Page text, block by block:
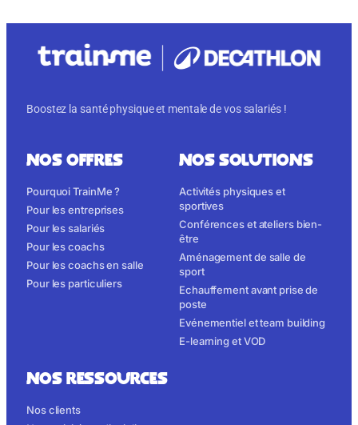
Boostez la santé physique et mentale de vos salariés !
NOS OFFRES
Pourquoi TrainMe ?
Pour les entreprises
Pour les salariés
Pour les coachs
Pour les coachs en salle
Pour les particuliers
NOS SOLUTIONS
Activités physiques et
sportives
Conférences et ateliers bien-
être
Aménagement de salle de
sport
Echauffement avant prise de
poste
Evénementiel et team building
E-learning et VOD
NOS RESSOURCES
Nos clients